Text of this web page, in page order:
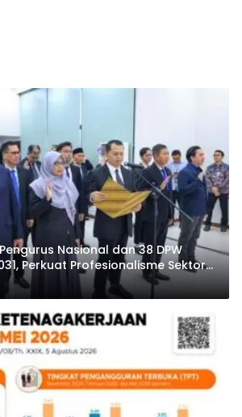
Nasional dan 38 DPW
Perkuat Profesionalisme Sektor